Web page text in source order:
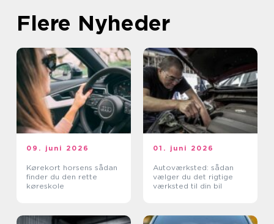
Flere Nyheder
09. juni 2026
Kørekort horsens sådan
finder du den rette
køreskole
01. juni 2026
Autoværksted: sådan
vælger du det rigtige
værksted til din bil